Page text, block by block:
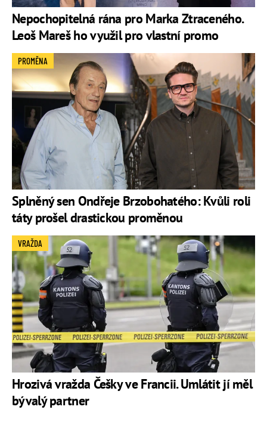
Nepochopitelná rána pro Marka Ztraceného.
Leoš Mareš ho využil pro vlastní promo
Splněný sen Ondřeje Brzobohatého: Kvůli roli
táty prošel drastickou proměnou
PROMĚNA
Hrozivá vražda Češky ve Francii. Umlátit jí měl
bývalý partner
VRAŽDA